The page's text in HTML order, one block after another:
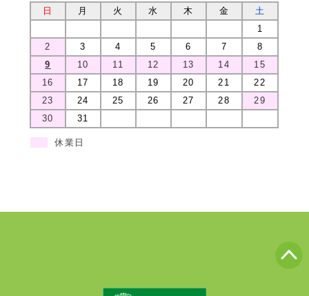
日
月 火 水 木 金
土
1
2
3 4 5 6 7
8
9
10 11 12 13 14
15
16
17 18 19 20 21
22
23
24 25 26 27 28
29
30
31
休業日